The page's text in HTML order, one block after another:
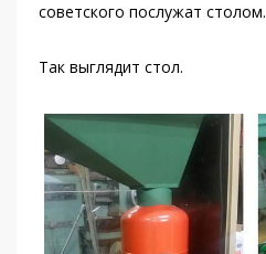
советского послужат столом.
Так выглядит стол.